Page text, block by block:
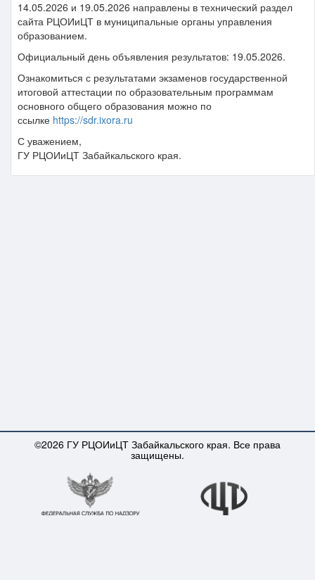
14.05.2026 и 19.05.2026 направлены в технический раздел
сайта РЦОИиЦТ в муниципальные органы управления
образованием.
Официальный день объявления результатов: 19.05.2026.
Ознакомиться с результатами экзаменов государственной
итоговой аттестации по образовательным программам
основного общего образования можно по
ссылке https://sdr.ixora.ru
С уважением,
ГУ РЦОИиЦТ Забайкальского края.
©2026 ГУ РЦОИиЦТ Забайкальского края. Все права
защищены.